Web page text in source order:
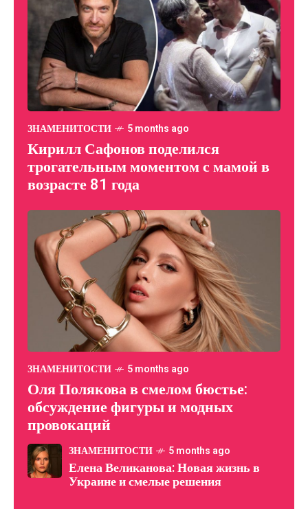
ЗНАМЕНИТОСТИ 5 months ago
Кирилл Сафонов поделился
трогательным моментом с мамой в
возрасте 81 года
ЗНАМЕНИТОСТИ 5 months ago
Оля Полякова в смелом бюстье:
обсуждение фигуры и модных
провокаций
ЗНАМЕНИТОСТИ 5 months ago
Елена Великанова: Новая жизнь в
Украине и смелые решения